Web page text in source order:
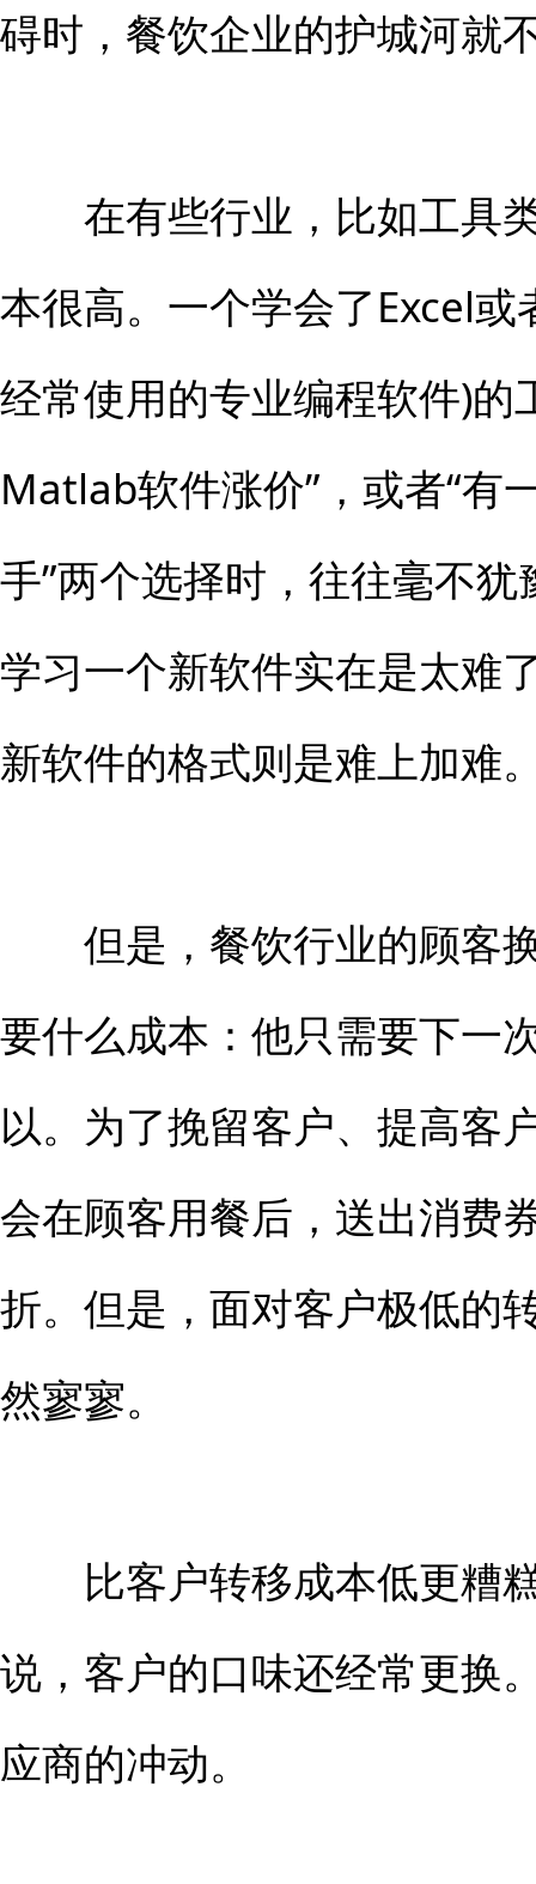
碍时，餐饮企业的护城河就
在有些行业，比如工具
本很高。一个学会了Excel
经常使用的专业编程软件)的
Matlab软件涨价”，或者“有
手”两个选择时，往往毫不
学习一个新软件实在是太难
新软件的格式则是难上加难
但是，餐饮行业的顾客
要什么成本：他只需要下一
以。为了挽留客户、提高客
会在顾客用餐后，送出消费
折。但是，面对客户极低的
然寥寥。
比客户转移成本低更糟
说，客户的口味还经常更换
应商的冲动。